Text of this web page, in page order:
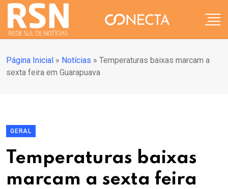
Página Inicial » Notícias » Temperaturas baixas marcam a
sexta feira em Guarapuava
GERAL
Temperaturas baixas
marcam a sexta feira